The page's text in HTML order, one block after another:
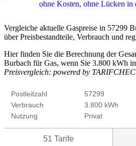
Vergleiche aktuelle Gaspreise in 57299
über Preisbestandteile, Verbrauch und
Hier finden Sie die Berechnung der
Burbach für Gas, wenn Sie 3.800 kWh
Preisvergleich: powered by